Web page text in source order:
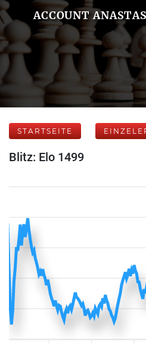
ACCOUNT
STARTSEITE
Blitz: Elo 1499